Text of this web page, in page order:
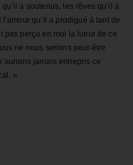
a soutenus, les rêves qu’il a
qu’il a prodigué à tant de
pas perçu en moi la lueur de ce
ne nous serions peut‑être
jamais entrepris ce
»